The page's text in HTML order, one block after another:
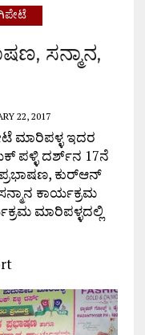
ಸನ್ಮಾನ,
22, 2017
ಮಾರಿಪಳ್ಳ ಇದರ
ಪಳ್ಳಿ ದರ್ಶ್‌ನ 17ನೆ
ಕುರ್‌ಆನ್
ಕಾರ್ಯಕ್ರಮ
ಮಾರಿಪಳ್ಳದಲ್ಲಿ